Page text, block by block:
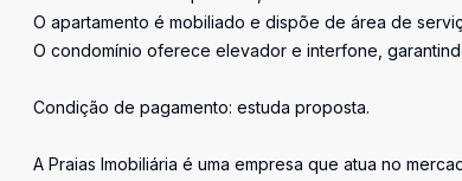
O apartamento é mobiliado e dispõe de área de
O condomínio oferece elevador e interfone,
Condição de pagamento: estuda proposta.
A Praias Imobiliária é uma empresa que atua no